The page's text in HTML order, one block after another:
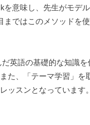
意味し、先生がモデ
ではこのメソッドを
英語の基礎的な知識を
た、「テーマ学習」を
ッスンとなっています。